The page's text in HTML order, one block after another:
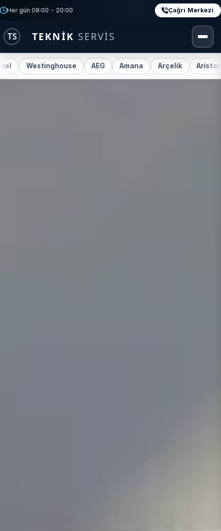
Her gün 08:00 - 20:00 Çağrı Merkezi
AEG Amana Arçelik Ariston